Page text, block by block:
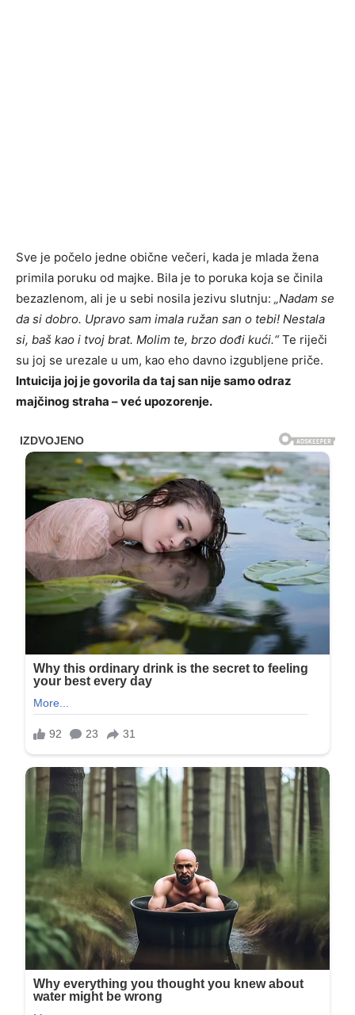
Sve je počelo jedne obične večeri, kada je mlada žena
primila poruku od majke. Bila je to poruka koja se činila
bezazlenom, ali je u sebi nosila jezivu slutnju: „Nadam se
da si dobro. Upravo sam imala ružan san o tebi! Nestala
si, baš kao i tvoj brat. Molim te, brzo dođi kući.“Te riječi
su joj se urezale u um, kao eho davno izgubljene priče.
Intuicija joj je govorila da taj san nije samo odraz
majčinog straha – već upozorenje.